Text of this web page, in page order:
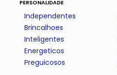
Independentes
Brincalhoes
Inteligentes
Energeticos
Preguicosos